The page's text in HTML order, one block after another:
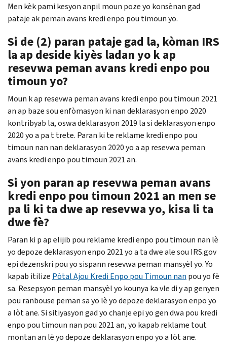
Men kèk pami kesyon anpil moun poze yo konsènan gad
pataje ak peman avans kredi enpo pou timoun yo.
Si de (2) paran pataje gad la, kòman IRS
la ap deside kiyès ladan yo k ap
resevwa peman avans kredi enpo pou
timoun yo?
Moun k ap resevwa peman avans kredi enpo pou timoun 2021
an ap baze sou enfòmasyon ki nan deklarasyon enpo 2020
kontribyab la, oswa deklarasyon 2019 la si deklarasyon enpo
2020 yo a pa t trete. Paran ki te reklame kredi enpo pou
timoun nan nan deklarasyon 2020 yo a ap resevwa peman
avans kredi enpo pou timoun 2021 an.
Si yon paran ap resevwa peman avans
kredi enpo pou timoun 2021 an men se
pa li ki ta dwe ap resevwa yo, kisa li ta
dwe fè?
Paran ki p ap elijib pou reklame kredi enpo pou timoun nan lè
yo depoze deklarasyon enpo 2021 yo a ta dwe ale sou IRS.gov
epi dezenskri pou yo sispann resevwa peman mansyèl yo. Yo
kapab itilize Pòtal Ajou Kredi Enpo pou Timoun nan pou yo fè
sa. Resepsyon peman mansyèl yo kounya ka vle di y ap genyen
pou ranbouse peman sa yo lè yo depoze deklarasyon enpo yo
a lòt ane. Si sitiyasyon gad yo chanje epi yo gen dwa pou kredi
enpo pou timoun nan pou 2021 an, yo kapab reklame tout
montan an lè yo depoze deklarasyon enpo yo a lòt ane.